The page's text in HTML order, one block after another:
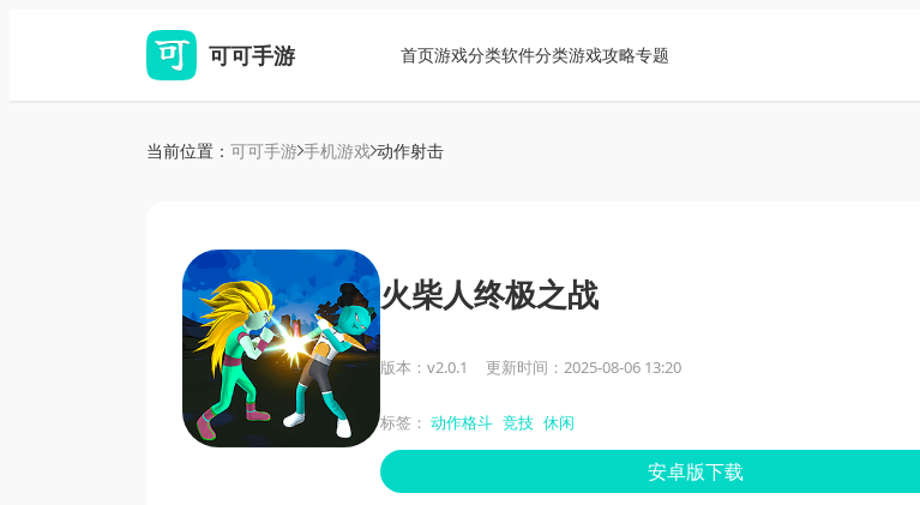
可可手游 首页游戏分类软件分类游戏攻略专题
当前位置： 可可手游 手机游戏 动作射击
火柴人终极之战
版本：v2.0.1 更新时间：2025-08-06 13:20
标签： 动作格斗 竞技 休闲
安卓版下载